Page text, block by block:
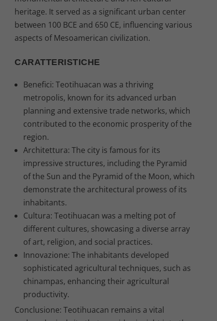
heritage. It served as a significant urban center
between 100 BCE and 650 CE, influencing various
aspects of Mesoamerican civilization.
CARATTERISTICHE
Benefici: Teotihuacan was a thriving
metropolis, known for its advanced urban
planning and extensive trade networks, which
contributed to the economic prosperity of the
region.
Architettura: The city is famous for its
impressive structures, including the Pyramid
of the Sun and the Pyramid of the Moon, which
demonstrate the architectural prowess of its
inhabitants.
Cultura: Teotihuacan was a melting pot of
different cultures, showcasing a diverse array
of art, religion, and social practices.
Innovazione: The inhabitants developed
sophisticated agricultural techniques, such as
chinampas, enhancing their agricultural
productivity.
Conclusione: Teotihuacan remains a vital